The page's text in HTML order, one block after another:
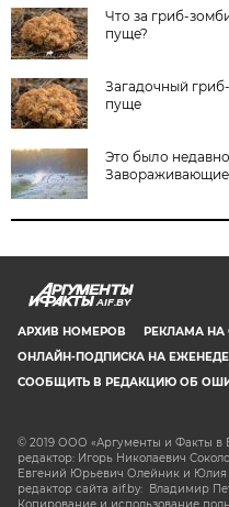
Что за гриб-
пуще?
Загадочный
пуще
Это было
AIF.BY
АРХИВ НОМЕРОВ РЕКЛАМА НА
ОНЛАЙН-ПОДПИСКА НА
СООБЩИТЬ В РЕДАКЦИЮ ОБ
© 2019 ООО «Аргументы и Факты в
редактор: Игорь Николаевич
Евгений Юрьевич Олейник и Юлия
редактор сайта aif.by: Владимир